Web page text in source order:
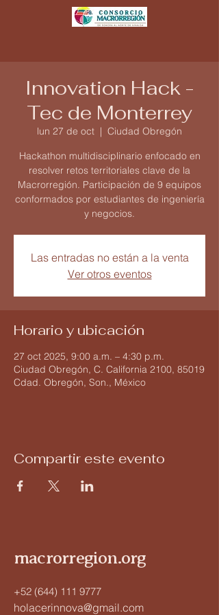
Innovation Hack -
Tec de Monterrey
lun 27 de oct
  |
Ciudad Obregón
Hackathon multidisciplinario enfocado en
resolver retos territoriales clave de la
Macrorregión. Participación de 9 equipos
conformados por estudiantes de ingeniería
y negocios.
Las entradas no están a la venta
Ver otros eventos
Horario y ubicación
27 oct 2025, 9:00 a.m. – 4:30 p.m.
Ciudad Obregón, C. California 2100, 85019
Cdad. Obregón, Son., México
Compartir este evento
macrorregion.org
+52 (644) 111 9777
holacerinnova@gmail.com